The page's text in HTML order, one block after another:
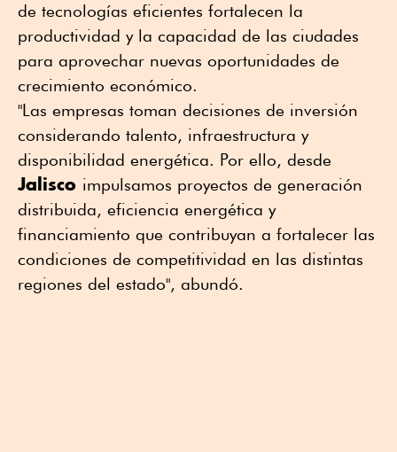
de tecnologías eficientes fortalecen la
productividad y la capacidad de las ciudades
para aprovechar nuevas oportunidades de
crecimiento económico.
"Las empresas toman decisiones de inversión
considerando talento, infraestructura y
disponibilidad energética. Por ello, desde
Jalisco impulsamos proyectos de generación
distribuida, eficiencia energética y
financiamiento que contribuyan a fortalecer las
condiciones de competitividad en las distintas
regiones del estado", abundó.